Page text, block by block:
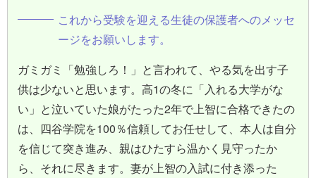
これから受験を迎える生徒の保護者へのメッセ
ージをお願いします。
ガミガミ「勉強しろ！」と言われて、やる気を出す子
供は少ないと思います。高1の冬に「入れる大学がな
い」と泣いていた娘がたった2年で上智に合格できたの
は、四谷学院を100％信頼してお任せして、本人は自分
を信じて突き進み、親はひたすら温かく見守ったか
ら、それに尽きます。妻が上智の入試に付き添った